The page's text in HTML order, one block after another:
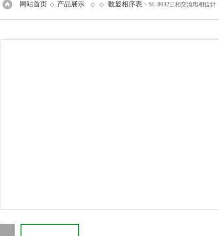
网站首页 ◇ 产品展示 ◇ ◇ 数显相序表 > SL-8032三相交流电相位计